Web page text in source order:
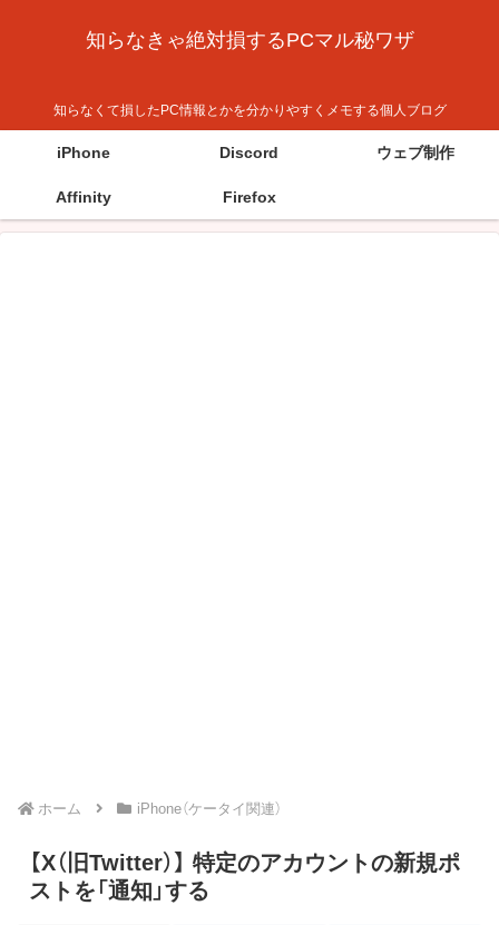
知らなきゃ絶対損するPCマル秘ワザ
知らなくて損したPC情報とかを分かりやすくメモする個人ブログ
iPhone Discord ウェブ制作
Affinity Firefox
ホーム iPhone（ケータイ関連）
【X（旧Twitter）】 特定のアカウントの新規ポ
ストを「通知」する